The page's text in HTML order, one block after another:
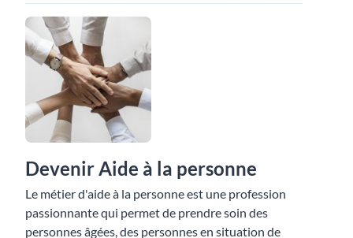
Devenir Aide à la personne
Le métier d'aide à la personne est une profession
passionnante qui permet de prendre soin des
personnes âgées, des personnes en situation de